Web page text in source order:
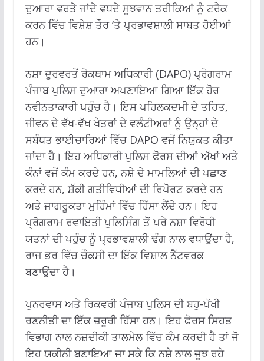
ਦੁਆਰਾ ਵਰਤੇ ਜਾਂਦੇ ਵਧਦੇ ਸੂਝਵਾਨ ਤਰੀਕਿਆਂ ਨੂੰ ਟਰੈਕ
ਕਰਨ ਵਿੱਚ ਵਿਸ਼ੇਸ਼ ਤੌਰ ‘ਤੇ ਪ੍ਰਭਾਵਸ਼ਾਲੀ ਸਾਬਤ ਹੋਈਆਂ
ਹਨ।
ਨਸ਼ਾ ਦੁਰਵਰਤੋਂ ਰੋਕਥਾਮ ਅਧਿਕਾਰੀ (DAPO) ਪ੍ਰੋਗਰਾਮ
ਪੰਜਾਬ ਪੁਲਿਸ ਦੁਆਰਾ ਅਪਣਾਇਆ ਗਿਆ ਇੱਕ ਹੋਰ
ਨਵੀਨਤਾਕਾਰੀ ਪਹੁੰਚ ਹੈ। ਇਸ ਪਹਿਲਕਦਮੀ ਦੇ ਤਹਿਤ,
ਜੀਵਨ ਦੇ ਵੱਖ-ਵੱਖ ਖੇਤਰਾਂ ਦੇ ਵਲੰਟੀਅਰਾਂ ਨੂੰ ਉਨ੍ਹਾਂ ਦੇ
ਸਬੰਧਤ ਭਾਈਚਾਰਿਆਂ ਵਿੱਚ DAPO ਵਜੋਂ ਨਿਯੁਕਤ ਕੀਤਾ
ਜਾਂਦਾ ਹੈ। ਇਹ ਅਧਿਕਾਰੀ ਪੁਲਿਸ ਫੋਰਸ ਦੀਆਂ ਅੱਖਾਂ ਅਤੇ
ਕੰਨਾਂ ਵਜੋਂ ਕੰਮ ਕਰਦੇ ਹਨ, ਨਸ਼ੇ ਦੇ ਮਾਮਲਿਆਂ ਦੀ ਪਛਾਣ
ਕਰਦੇ ਹਨ, ਸ਼ੱਕੀ ਗਤੀਵਿਧੀਆਂ ਦੀ ਰਿਪੋਰਟ ਕਰਦੇ ਹਨ
ਅਤੇ ਜਾਗਰੂਕਤਾ ਮੁਹਿੰਮਾਂ ਵਿੱਚ ਹਿੱਸਾ ਲੈਂਦੇ ਹਨ। ਇਹ
ਪ੍ਰੋਗਰਾਮ ਰਵਾਇਤੀ ਪੁਲਿਸਿੰਗ ਤੋਂ ਪਰੇ ਨਸ਼ਾ ਵਿਰੋਧੀ
ਯਤਨਾਂ ਦੀ ਪਹੁੰਚ ਨੂੰ ਪ੍ਰਭਾਵਸ਼ਾਲੀ ਢੰਗ ਨਾਲ ਵਧਾਉਂਦਾ ਹੈ,
ਰਾਜ ਭਰ ਵਿੱਚ ਚੌਕਸੀ ਦਾ ਇੱਕ ਵਿਸ਼ਾਲ ਨੈੱਟਵਰਕ
ਬਣਾਉਂਦਾ ਹੈ।
ਪੁਨਰਵਾਸ ਅਤੇ ਰਿਕਵਰੀ ਪੰਜਾਬ ਪੁਲਿਸ ਦੀ ਬਹੁ-ਪੱਖੀ
ਰਣਨੀਤੀ ਦਾ ਇੱਕ ਜ਼ਰੂਰੀ ਹਿੱਸਾ ਹਨ। ਇਹ ਫੋਰਸ ਸਿਹਤ
ਵਿਭਾਗ ਨਾਲ ਨਜ਼ਦੀਕੀ ਤਾਲਮੇਲ ਵਿੱਚ ਕੰਮ ਕਰਦੀ ਹੈ ਤਾਂ ਜੋ
ਇਹ ਯਕੀਨੀ ਬਣਾਇਆ ਜਾ ਸਕੇ ਕਿ ਨਸ਼ੇ ਨਾਲ ਜੂਝ ਰਹੇ